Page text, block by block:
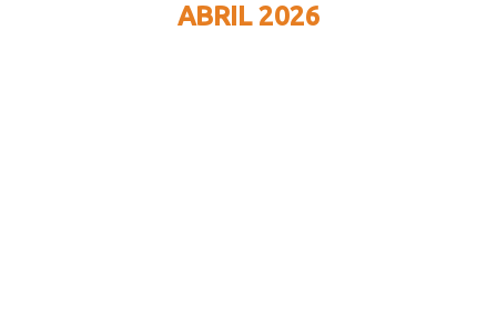
ABRIL 2026